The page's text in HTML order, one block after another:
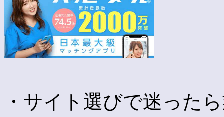
・サイト選びで迷った